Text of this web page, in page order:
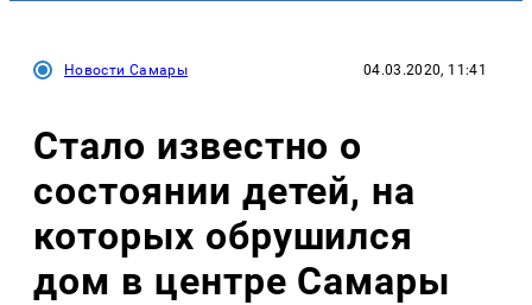
Новости Самары 04.03.2020, 11:41
Стало известно о
состоянии детей, на
которых обрушился
дом в центре Самары